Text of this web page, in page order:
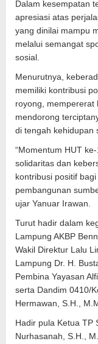
Dalam kesempatan
apresiasi atas
yang dinilai mampu
melalui semangat
sosial.
Menurutnya,
memiliki kontribusi
royong, mempererat
mendorong
di tengah kehidupan
“Momentum HUT
solidaritas dan
kontribusi positif
pembangunan
ujar Yanuar Irawan.
Turut hadir dalam
Lampung AKBP
Wakil Direktur Lalu
Lampung Dr. H.
Pembina Yayasan
serta Dandim 0410/
Hermawan, S.H.,
Hadir pula Ketua TP
Nurhasanah, S.H.,